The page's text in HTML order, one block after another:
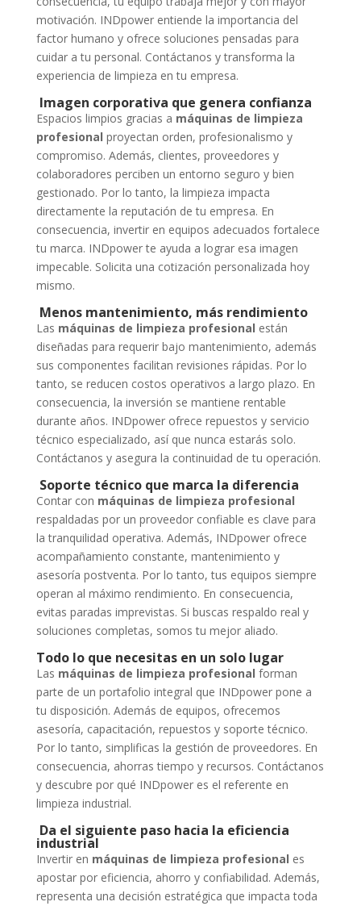
motivación. INDpower entiende la importancia del
factor humano y ofrece soluciones pensadas para
cuidar a tu personal. Contáctanos y transforma la
experiencia de limpieza en tu empresa.
Imagen corporativa que genera confianza
Espacios limpios gracias a máquinas de limpieza
profesional proyectan orden, profesionalismo y
compromiso. Además, clientes, proveedores y
colaboradores perciben un entorno seguro y bien
gestionado. Por lo tanto, la limpieza impacta
directamente la reputación de tu empresa. En
consecuencia, invertir en equipos adecuados fortalece
tu marca. INDpower te ayuda a lograr esa imagen
impecable. Solicita una cotización personalizada hoy
mismo.
Menos mantenimiento, más rendimiento
Las máquinas de limpieza profesional están
diseñadas para requerir bajo mantenimiento, además
sus componentes facilitan revisiones rápidas. Por lo
tanto, se reducen costos operativos a largo plazo. En
consecuencia, la inversión se mantiene rentable
durante años. INDpower ofrece repuestos y servicio
técnico especializado, así que nunca estarás solo.
Contáctanos y asegura la continuidad de tu operación.
Soporte técnico que marca la diferencia
Contar con máquinas de limpieza profesional
respaldadas por un proveedor confiable es clave para
la tranquilidad operativa. Además, INDpower ofrece
acompañamiento constante, mantenimiento y
asesoría postventa. Por lo tanto, tus equipos siempre
operan al máximo rendimiento. En consecuencia,
evitas paradas imprevistas. Si buscas respaldo real y
soluciones completas, somos tu mejor aliado.
Todo lo que necesitas en un solo lugar
Las máquinas de limpieza profesional forman
parte de un portafolio integral que INDpower pone a
tu disposición. Además de equipos, ofrecemos
asesoría, capacitación, repuestos y soporte técnico.
Por lo tanto, simplificas la gestión de proveedores. En
consecuencia, ahorras tiempo y recursos. Contáctanos
y descubre por qué INDpower es el referente en
limpieza industrial.
Da el siguiente paso hacia la eficiencia
industrial
Invertir en máquinas de limpieza profesional es
apostar por eficiencia, ahorro y confiabilidad. Además,
representa una decisión estratégica que impacta toda